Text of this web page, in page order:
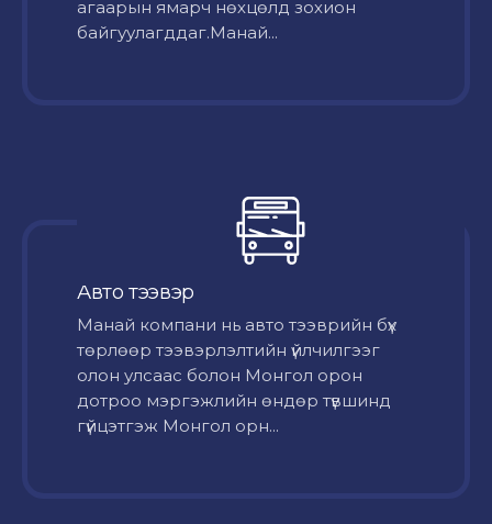
агаарын ямарч нөхцөлд зохион
байгуулагддаг.Манай...
Авто тээвэр
Mанай компани нь авто тээврийн бүх
төрлөөр тээвэрлэлтийн үйлчилгээг
олон улсаас болон Монгол орон
дотроо мэргэжлийн өндөр түвшинд
гүйцэтгэж Монгол орн...